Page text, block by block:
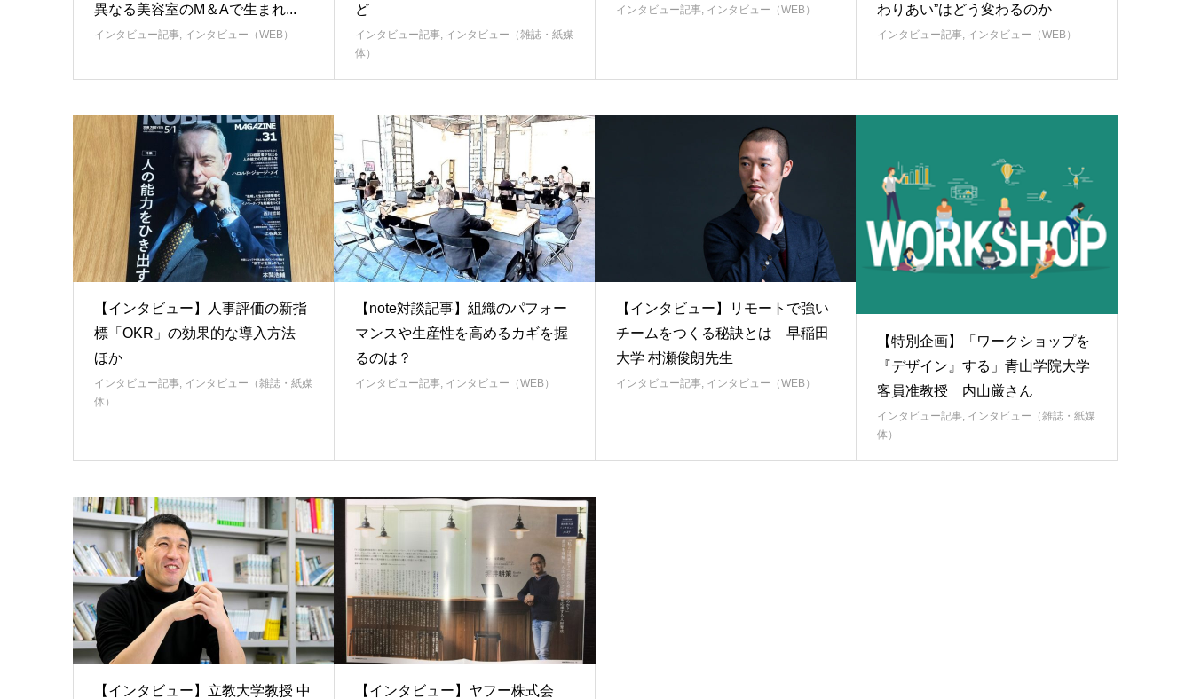
異なる美容室のM＆Aで生まれ...
インタビュー記事 インタビュー（WEB）
ど
インタビュー記事 インタビュー（雑誌・紙媒
体）
インタビュー記事 インタビュー（WEB）
わりあい”はどう変わるのか
インタビュー記事 インタビュー（WEB）
【インタビュー】人事評価の新指
標「OKR」の効果的な導入方法
ほか
インタビュー記事, インタビュー（雑誌・紙媒
体）
【note対談記事】組織のパフォー
マンスや生産性を高めるカギを握
るのは？
インタビュー記事, インタビュー（WEB）
【インタビュー】リモートで強い
チームをつくる秘訣とは 早稲田
大学 村瀬俊朗先生
インタビュー記事, インタビュー（WEB）
【特別企画】「ワークショップを
『デザイン』する」青山学院大学
客員准教授 内山厳さん
インタビュー記事, インタビュー（雑誌・紙媒
体）
【インタビュー】立教大学教授 中
【インタビュー】ヤフー株式会